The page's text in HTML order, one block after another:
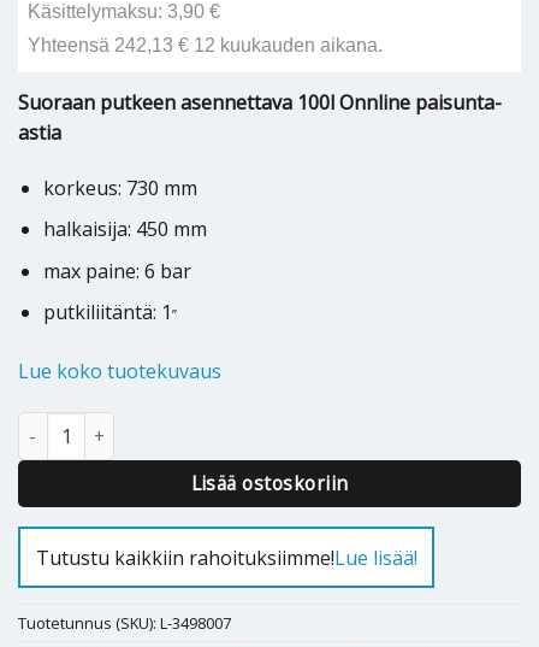
Käsittelymaksu: 3,90 €
Yhteensä 242,13 € 12 kuukauden aikana.
Suoraan putkeen asennettava 100l Onnline paisunta-
astia
korkeus: 730 mm
halkaisija: 450 mm
max paine: 6 bar
putkiliitäntä: 1 ”
Lue koko tuotekuvaus
Kalvopaisunta-astia Onnline 100 L määrä
Lisää ostoskoriin
Alternative:
Tutustu kaikkiin rahoituksiimme!Lue lisää!
Tuotetunnus (SKU): L-3498007